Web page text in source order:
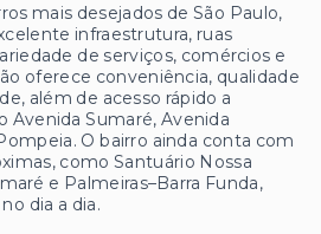
mais desejados de São Paulo,
infraestrutura, ruas
de serviços, comércios e
oferece conveniência, qualidade
além de acesso rápido a
Avenida Sumaré, Avenida
O bairro ainda conta com
como Santuário Nossa
e Palmeiras–Barra Funda,
dia a dia.